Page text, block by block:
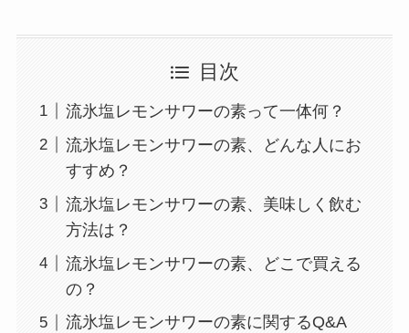
目次
流氷塩レモンサワーの素って一体何？
流氷塩レモンサワーの素、どんな人にお
すすめ？
流氷塩レモンサワーの素、美味しく飲む
方法は？
流氷塩レモンサワーの素、どこで買える
の？
流氷塩レモンサワーの素に関するQ&A